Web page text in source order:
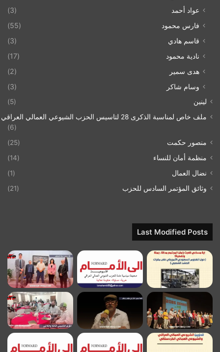
عواد أحمد
(3)
فارس محمود
(55)
قاسم هادي
(3)
نادية محمود
(17)
هدى سمير
(2)
وسام شاكر
(3)
لينين
(5)
ملف خاص لمناسبة الذكرى 28 لتاسيس الحزب الشيوعي العمالي العراقي 1993/07/21
(6)
منصور حكمت
(25)
منظمة أمان للنساء
(14)
نضال العمال
(1)
وثائق المؤتمر السادس للحزب
(21)
Last Modified Posts